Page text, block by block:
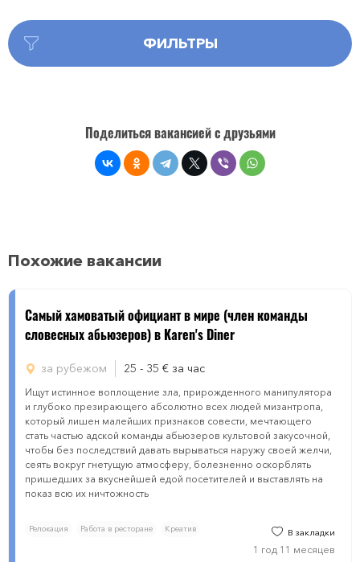
ФИЛЬТРЫ
Поделиться вакансией с друзьями
Похожие вакансии
Самый хамоватый официант в мире (член команды
словесных абьюзеров) в Karеn's Dinеr
за рубежом 25 - 35 € за час
Ищут истинное воплощение зла, прирожденного манипулятора
и глубоко презирающего абсолютно всех людей мизантропа,
который лишен малейших признаков совести, мечтающего
стать частью адской команды абьюзеров культовой закусочной,
чтобы без последствий давать вырываться наружу своей желчи,
сеять вокруг гнетущую атмосферу, болезненно оскорблять
пришедших за вкуснейшей едой посетителей и выставлять на
показ всю их ничтожность
Релокация Работа в ресторане Креатив В закладки
1 год 11 месяцев